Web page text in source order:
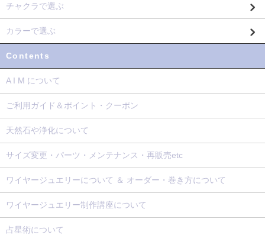
チャクラで選ぶ
カラーで選ぶ
Contents
A I M について
ご利用ガイド＆ポイント・クーポン
天然石や浄化について
サイズ変更・パーツ・メンテナンス・再販売etc
ワイヤージュエリーについて ＆ オーダー・巻き方について
ワイヤージュエリー制作講座について
占星術について